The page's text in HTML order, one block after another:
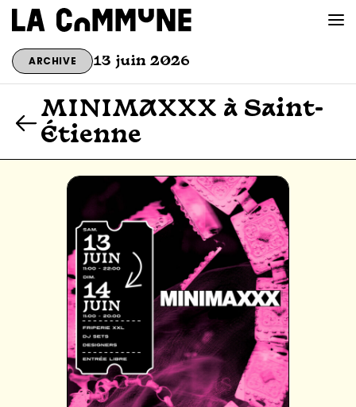
VOIR LA CARTE
PROG’
BAR CONVIVIAL
PRIVATISER
ARCHIVE 13 juin 2026
MINIMAXXX à Saint-
Étienne